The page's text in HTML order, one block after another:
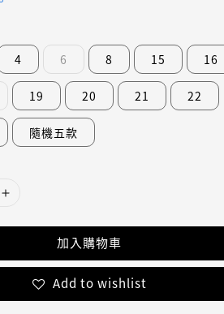
4 6 8 15 16
19 20 21 22
隨機五款
加入購物車
Add to wishlist